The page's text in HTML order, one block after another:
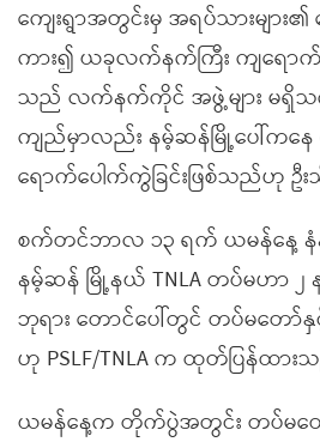
ကျေးရွာအတွင်းမှ အရပ်သားများ၏
ကား၍ ယခုလက်နက်ကြီး ကျရေ
သည် လက်နက်ကိုင် အဖွဲ့များ မရှိ
ကျည်မှာလည်း နမ့်ဆန်မြို့ပေါ်ကနေ
ရောက်ပေါက်ကွဲခြင်းဖြစ်သည်ဟု
စက်တင်ဘာလ ၁၃ ရက် ယမန်နေ့ နံ
နမ့်ဆန် မြို့နယ် TNLA တပ်မဟာ ၂
ဘုရား တောင်ပေါ်တွင် တပ်မတော်
ဟု PSLF/TNLA က ထုတ်ပြန်ထား
ယမန်နေ့က တိုက်ပွဲအတွင်း တပ်မတေ